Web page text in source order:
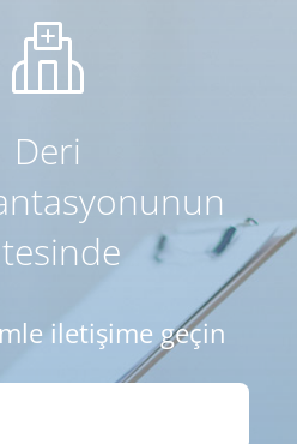
Deri
iletişime geçin